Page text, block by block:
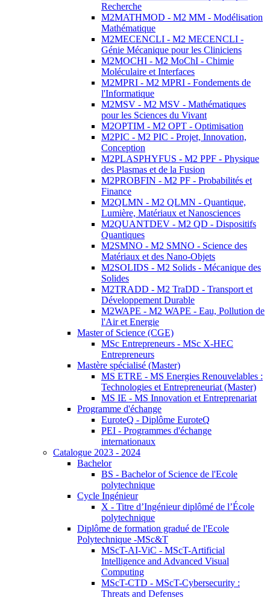
Recherche
M2MATHMOD - M2 MM - Modélisation
Mathématique
M2MECENCLI - M2 MECENCLI -
Génie Mécanique pour les Cliniciens
M2MOCHI - M2 MoChI - Chimie
Moléculaire et Interfaces
M2MPRI - M2 MPRI - Fondements de
l'Informatique
M2MSV - M2 MSV - Mathématiques
pour les Sciences du Vivant
M2OPTIM - M2 OPT - Optimisation
M2PIC - M2 PIC - Projet, Innovation,
Conception
M2PLASPHYFUS - M2 PPF - Physique
des Plasmas et de la Fusion
M2PROBFIN - M2 PF - Probabilités et
Finance
M2QLMN - M2 QLMN - Quantique,
Lumière, Matériaux et Nanosciences
M2QUANTDEV - M2 QD - Dispositifs
Quantiques
M2SMNO - M2 SMNO - Science des
Matériaux et des Nano-Objets
M2SOLIDS - M2 Solids - Mécanique des
Solides
M2TRADD - M2 TraDD - Transport et
Développement Durable
M2WAPE - M2 WAPE - Eau, Pollution de
l'Air et Energie
Master of Science (CGE)
MSc Entrepreneurs - MSc X-HEC
Entrepreneurs
Mastère spécialisé (Master)
MS ETRE - MS Energies Renouvelables :
Technologies et Entrepreneuriat (Master)
MS IE - MS Innovation et Entreprenariat
Programme d'échange
EuroteQ - Diplôme EuroteQ
PEI - Programmes d'échange
internationaux
Catalogue 2023 - 2024
Bachelor
BS - Bachelor of Science de l'Ecole
polytechnique
Cycle Ingénieur
X - Titre d’Ingénieur diplômé de l’École
polytechnique
Diplôme de formation gradué de l'Ecole
Polytechnique -MSc&T
MScT-AI-ViC - MScT-Artificial
Intelligence and Advanced Visual
Computing
MScT-CTD - MScT-Cybersecurity :
Threats and Defenses